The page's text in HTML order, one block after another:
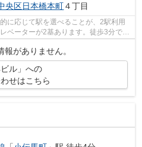
央区日本橋本町４丁目
に応じて駅を選べることが、2駅利用
ベーターが2基あります。徒歩3分で駅
がありません。
ビル」への
せはこちら